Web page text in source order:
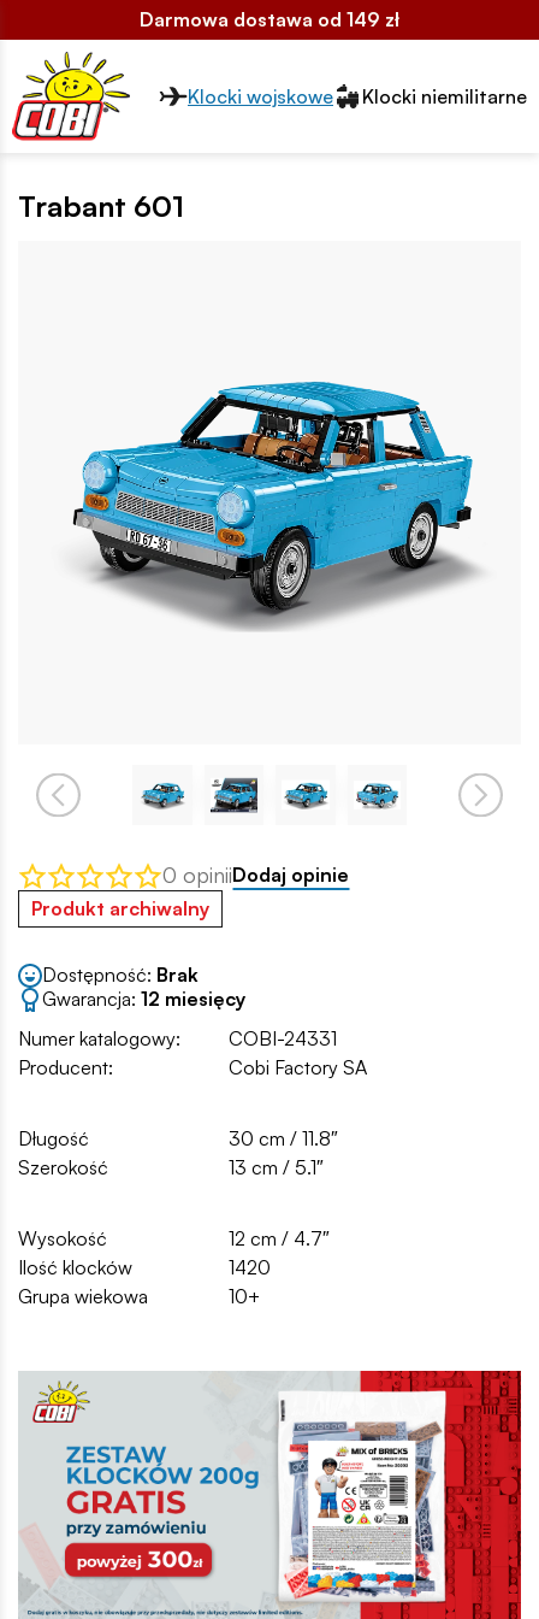
Darmowa dostawa od 149 zł
Przełącznik segmentów2
Klocki wojskowe Klocki niemilitarne
Trabant 601
0 opiniiDodaj opinie
Produkt archiwalny
Dostępność: Brak
Gwarancja: 12 miesięcy
Numer katalogowy:
COBI-24331
Producent:
Cobi Factory SA
Długość
30 cm / 11.8″
Szerokość
13 cm / 5.1″
Wysokość
12 cm / 4.7″
Ilość klocków
1420
Grupa wiekowa
10+